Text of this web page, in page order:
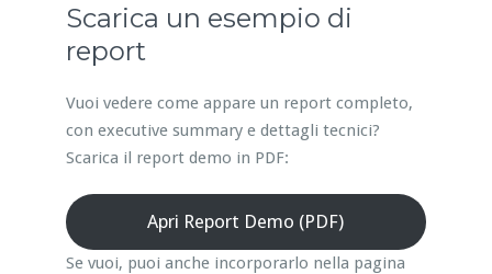
Scarica un esempio di
report
Vuoi vedere come appare un report completo,
con executive summary e dettagli tecnici?
Scarica il report demo in PDF:
Apri Report Demo (PDF)
Se vuoi, puoi anche incorporarlo nella pagina